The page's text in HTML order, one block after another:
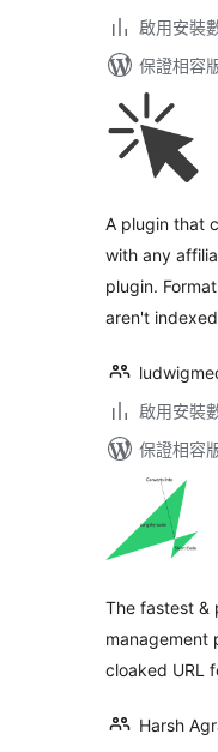
啟用安裝
保證相容
A plugin that
with any
plugin.
aren't
啟用安裝
保證相容
The fastest &
management
cloaked URL
Harsh